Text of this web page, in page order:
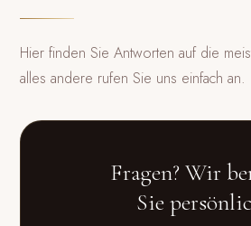
Hier finden Sie Antworten auf die
alles andere rufen Sie uns einfach an.
Fragen? Wir
Sie